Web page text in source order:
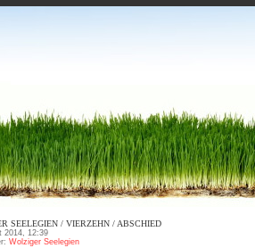
SEELEGIEN / VIERZEHN / ABSCHIED
2014, 12:39
Wolziger Seelegien